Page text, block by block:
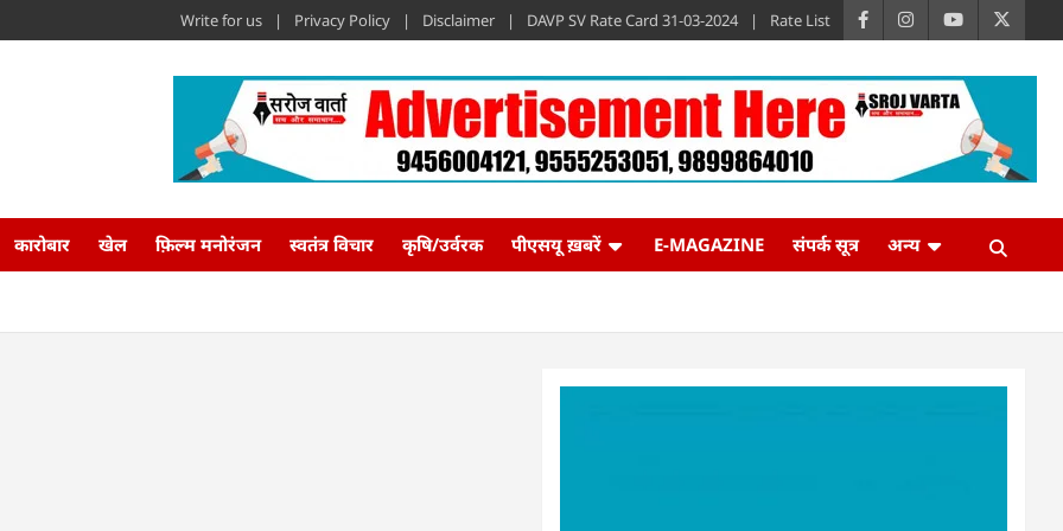
Write for us Privacy Policy Disclaimer DAVP SV Rate Card 31-03-2024 Rate List
कारोबार खेल फ़िल्म मनोरंजन स्वतंत्र विचार कृषि/उर्वरक पीएसयू ख़बरें E-MAGAZINE संपर्क सूत्र अन्य